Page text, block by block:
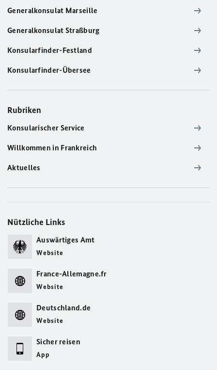
Generalkonsulat Marseille
Generalkonsulat Straßburg
Konsularfinder-Festland
Konsularfinder-Übersee
Rubriken
Konsularischer Service
Willkommen in Frankreich
Aktuelles
Nützliche Links
Auswärtiges Amt
Website
France-Allemagne.fr
Website
Deutschland.de
Website
Sicher reisen
App